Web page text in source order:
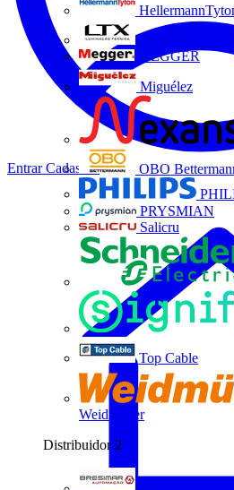
MEGGER
Miguélez
OBO
PRYSMIAN
Salicru
Top Cable
Weidmüller
Distribuidor 2
EntrarCadastrar